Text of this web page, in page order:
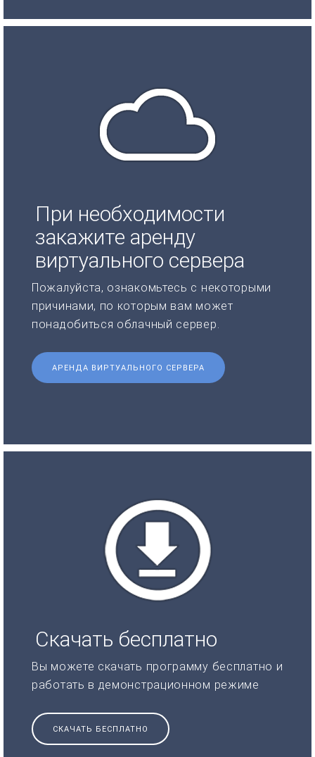
При необходимости
закажите аренду
виртуального сервера
Пожалуйста, ознакомьтесь с некоторыми
причинами, по которым вам может
понадобиться облачный сервер.
АРЕНДА ВИРТУАЛЬНОГО СЕРВЕРА
Скачать бесплатно
Вы можете скачать программу бесплатно и
работать в демонстрационном режиме
СКАЧАТЬ БЕСПЛАТНО